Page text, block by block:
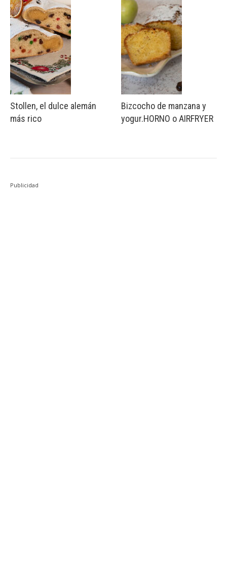
Stollen, el dulce alemán
más rico
Bizcocho de manzana y
yogur.HORNO o AIRFRYER
Publicidad